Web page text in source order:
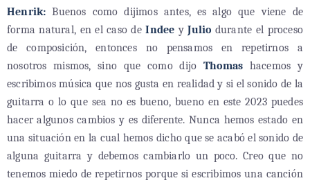
Henrik:Buenos como dijimos antes, es algo que viene de
forma natural, en el caso deIndee yJulio durante el proceso
de composición, entonces no pensamos en repetirnos a
nosotros mismos, sino que como dijo Thomas hacemos y
escribimos música que nos gusta en realidad y si el sonido de la
guitarra o lo que sea no es bueno, bueno en este 2023 puedes
hacer algunos cambios y es diferente. Nunca hemos estado en
una situación en la cual hemos dicho que se acabó el sonido de
alguna guitarra y debemos cambiarlo un poco. Creo que no
tenemos miedo de repetirnos porque si escribimos una canción